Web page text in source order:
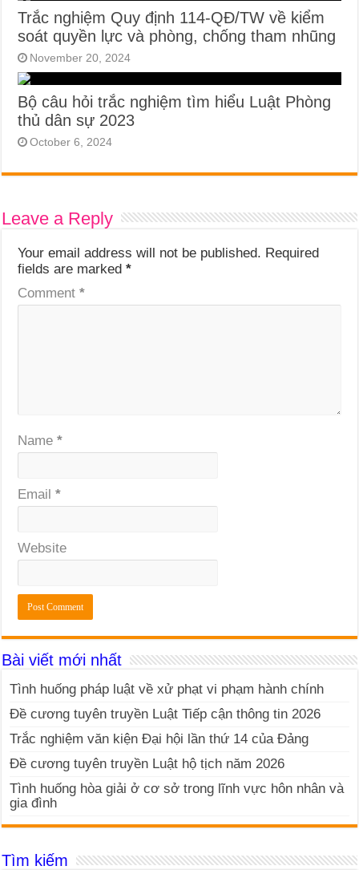
Trắc nghiệm Quy định 114-QĐ/TW về kiểm
soát quyền lực và phòng, chống tham nhũng
November 20, 2024
Bộ câu hỏi trắc nghiệm tìm hiểu Luật Phòng
thủ dân sự 2023
October 6, 2024
Leave a Reply
Your email address will not be published. Required
fields are marked*
Comment*
Name*
Email*
Website
Bài viết mới nhất
Tình huống pháp luật về xử phạt vi phạm hành chính
Đề cương tuyên truyền Luật Tiếp cận thông tin 2026
Trắc nghiệm văn kiện Đại hội lần thứ 14 của Đảng
Đề cương tuyên truyền Luật hộ tịch năm 2026
Tình huống hòa giải ở cơ sở trong lĩnh vực hôn nhân và
gia đình
Tìm kiếm